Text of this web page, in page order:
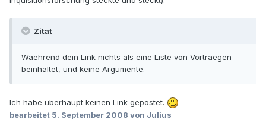
Zitat
Waehrend dein Link nichts als eine Liste von Vortraegen
beinhaltet, und keine Argumente.
Ich habe überhaupt keinen Link gepostet.
bearbeitet 5. September 2008 von Julius